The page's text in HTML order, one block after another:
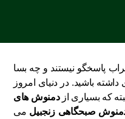
پاسخگو نیستند و چه بسا
باشید. در دنیای امروز
که بسیاری ازدمنوش های
صبحگاهی زنجبیل می